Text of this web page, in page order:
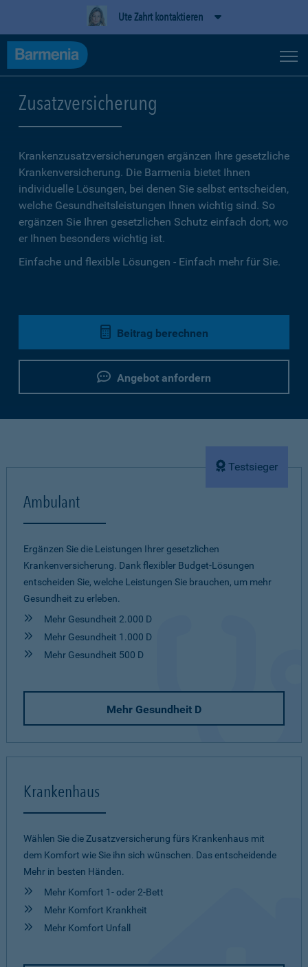
Ute Zahrt kontaktieren
Zusatzversicherung
Krankenzusatzversicherungen ergänzen Ihre gesetzliche
Kranken­versicherung. Die Barmenia bietet Ihnen
individuelle Lösungen, bei denen Sie selbst entscheiden,
welche Gesundheitsleistungen Ihnen wichtig sind. So
ergänzen Sie Ihren gesetzlichen Schutz einfach dort, wo
er Ihnen besonders wichtig ist.
Einfache und flexible Lösungen - Einfach mehr für Sie.
Beitrag berechnen
Angebot anfordern
Testsieger
Ambulant
Ergänzen Sie die Leistungen Ihrer gesetzlichen
Krankenversicherung. Dank flexibler Budget-Lösungen
entscheiden Sie, welche Leistungen Sie brauchen, um mehr
Gesundheit zu erleben.
Mehr Gesundheit 2.000 D
Mehr Gesundheit 1.000 D
Mehr Gesundheit 500 D
Mehr Gesundheit D
Krankenhaus
Wählen Sie die Zusatzversicherung fürs Krankenhaus mit
dem Komfort wie Sie ihn sich wünschen. Das entscheidende
Mehr in besten Händen.
Mehr Komfort 1- oder 2-Bett
Mehr Komfort Krankheit
Mehr Komfort Unfall